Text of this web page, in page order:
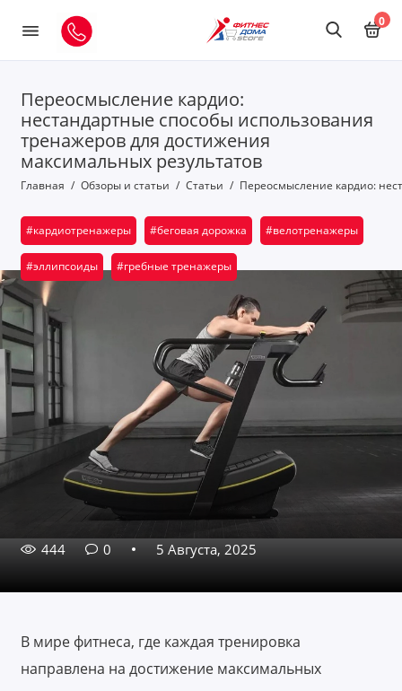
0
Переосмысление кардио:
нестандартные способы использования
тренажеров для достижения
максимальных результатов
Главная Обзоры и статьи Статьи Переосмысление кардио:
#кардиотренажеры #беговая дорожка #велотренажеры
#эллипсоиды #гребные тренажеры
444 0 5 Августа, 2025
В мире фитнеса, где каждая тренировка
направлена на достижение максимальных